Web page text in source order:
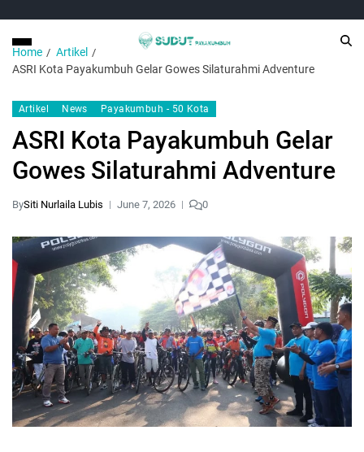
Home
Artikel
ASRI Kota Payakumbuh Gelar Gowes Silaturahmi Adventure
Artikel News Payakumbuh - 50 Kota
ASRI Kota Payakumbuh Gelar
Gowes Silaturahmi Adventure
BySiti Nurlaila Lubis June 7, 2026 0